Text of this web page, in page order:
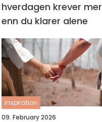
hverdagen krever mer
enn du klarer alene
inspiration
09. February 2026